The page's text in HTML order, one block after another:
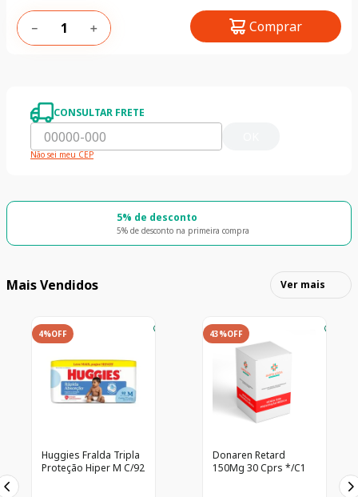
＋
－ Comprar
CONSULTAR FRETE
Não sei meu CEP
5% de desconto
5% de desconto na primeira compra
Mais Vendidos Ver mais
4%OFF
Huggies Fralda Tripla
Proteção Hiper M C/92
43%OFF
Donaren Retard
150Mg 30 Cprs */C1